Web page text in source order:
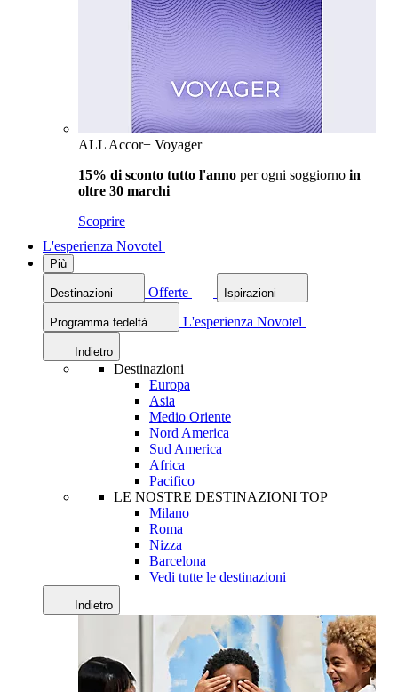
ALL Accor+ Voyager
15% di sconto tutto l'anno per ogni soggiorno in
oltre 30 marchi
Scoprire
L'esperienza Novotel
Più
Destinazioni Offerte Ispirazioni
Programma fedeltà L'esperienza Novotel
Indietro
Destinazioni
Europa
Asia
Medio Oriente
Nord America
Sud America
Africa
Pacifico
LE NOSTRE DESTINAZIONI TOP
Milano
Roma
Nizza
Barcelona
Vedi tutte le destinazioni
Indietro